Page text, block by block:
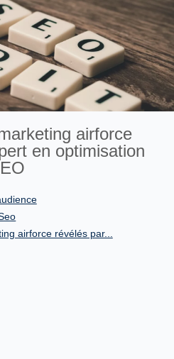
airforce
en optimisation
airforce révélés par...